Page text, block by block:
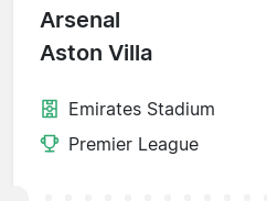
Arsenal
Aston Villa
Emirates Stadium
Premier League